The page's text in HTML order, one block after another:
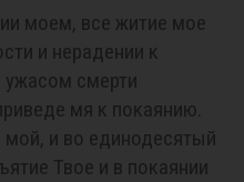
моем, все житие мое
и нерадении к
ужасом смерти
мя к покаянию.
и во единодесятый
Твое и в покаянии